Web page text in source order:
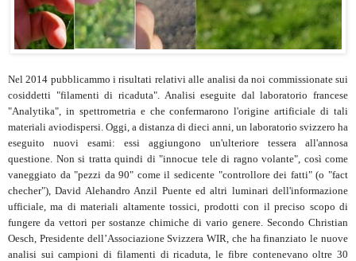
Nel 2014 pubblicammo i risultati relativi alle analisi da noi commissionate sui
cosiddetti "filamenti di ricaduta". Analisi eseguite dal laboratorio francese
"Analytika", in spettrometria e che confermarono l'origine artificiale di tali
materiali aviodispersi. Oggi, a distanza di dieci anni, un laboratorio svizzero ha
eseguito nuovi esami: essi aggiungono un'ulteriore tessera all'annosa
questione. Non si tratta quindi di "innocue tele di ragno volante", così come
vaneggiato da "pezzi da 90" come il sedicente "controllore dei fatti" (o "fact
checher"), David Alehandro Anzil Puente ed altri luminari dell'informazione
ufficiale, ma di materiali altamente tossici, prodotti con il preciso scopo di
fungere da vettori per sostanze chimiche di vario genere. Secondo Christian
Oesch, Presidente dell’Associazione Svizzera WIR, che ha finanziato le nuove
analisi sui campioni di filamenti di ricaduta, le fibre contenevano oltre 30